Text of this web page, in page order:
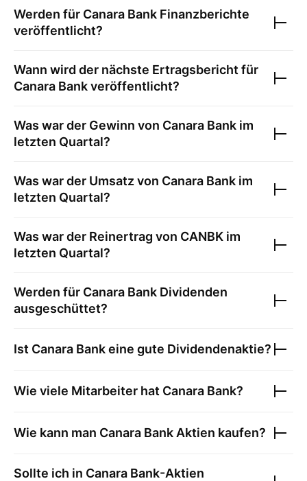
Werden für Canara Bank Finanzberichte
veröffentlicht?
Wann wird der nächste Ertragsbericht für
Canara Bankveröffentlicht?
Was war der Gewinn von Canara Bank im
letzten Quartal?
Was war der Umsatz von Canara Bank im
letzten Quartal?
Was war der Reinertrag von CANBK im
letzten Quartal?
Werden für Canara Bank Dividenden
ausgeschüttet?
Ist Canara Bankeine gute Dividendenaktie?
Wie viele Mitarbeiter hat Canara Bank?
Wie kann man Canara Bank Aktien kaufen?
Sollte ich in Canara Bank-Aktien